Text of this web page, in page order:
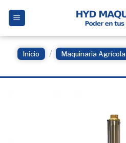
Inicio / Maquinaria Agrícola